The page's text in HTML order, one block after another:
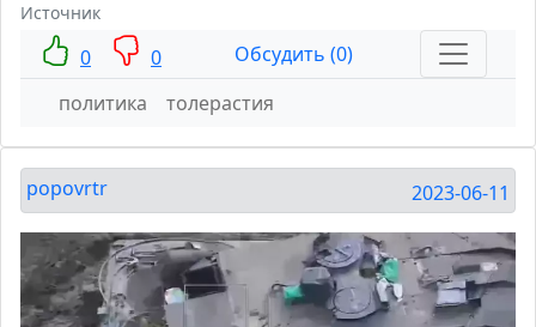
Источник
0 0
Обсудить (0)
политика
толерастия
popovrtr 2023-06-11